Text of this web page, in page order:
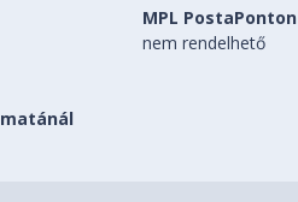
MPL PostaPonton
nem rendelhető